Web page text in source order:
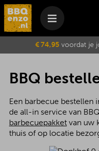
Je Wijzig
€ 74,95voordat je
BBQ
Een barbecue bestellen
de all-in service van
barbecuepakketvan uw
thuis of op locatie